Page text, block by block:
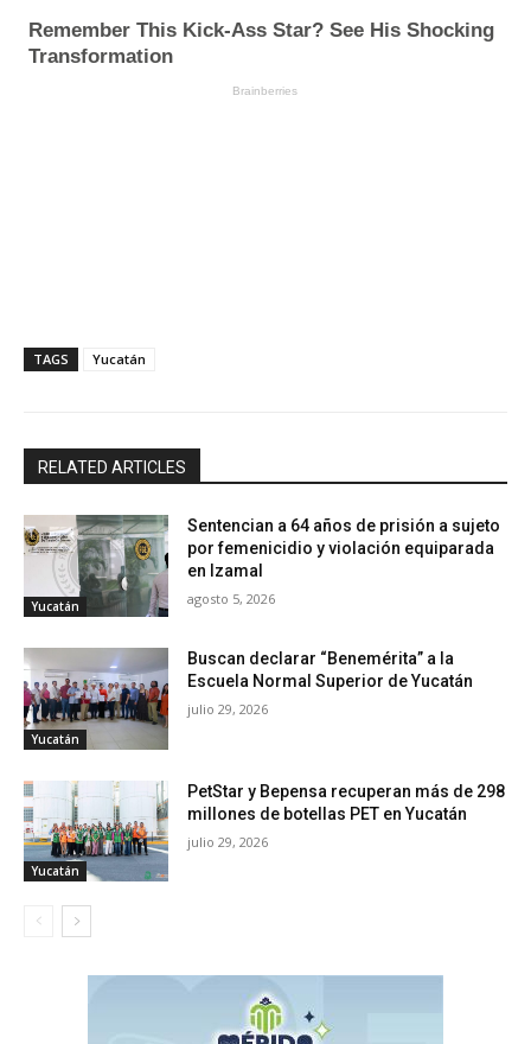
TAGS Yucatán
RELATED ARTICLES
Yucatán
Sentencian a 64 años de prisión a sujeto
por femenicidio y violación equiparada
en Izamal
agosto 5, 2026
Yucatán
Buscan declarar “Benemérita” a la
Escuela Normal Superior de Yucatán
julio 29, 2026
Yucatán
PetStar y Bepensa recuperan más de 298
millones de botellas PET en Yucatán
julio 29, 2026